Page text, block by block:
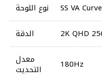
نوع اللوحة
SS VA
الدقة
2K QHD
معدل
التحديث 180Hz